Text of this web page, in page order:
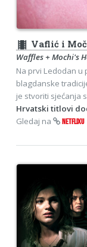
theaters Vaflić i
Waffles + Mochi's
Na prvi Ledodan u
blagdanske
je stvoriti sjećanja
Hrvatski titlovi
Gledaj na
NETFLIXU